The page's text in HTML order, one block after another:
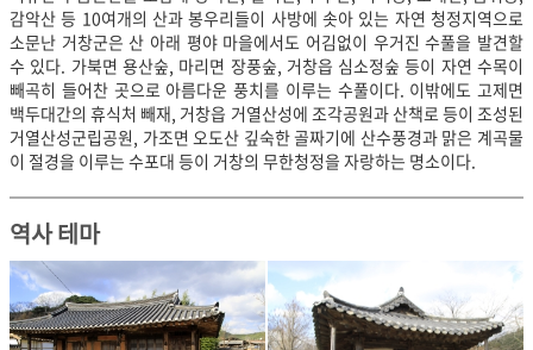
감악산 등 10여개의 산과 봉우리들이 사방에 솟아 있는 자연 청정지역으로
소문난 거창군은 산 아래 평야 마을에서도 어김없이 우거진 수풀을 발견할
수 있다. 가북면 용산숲, 마리면 장풍숲, 거창읍 심소정숲 등이 자연 수목이
빼곡히 들어찬 곳으로 아름다운 풍치를 이루는 수풀이다. 이밖에도 고제면
백두대간의 휴식처 빼재, 거창읍 거열산성에 조각공원과 산책로 등이 조성된
거열산성군립공원, 가조면 오도산 깊숙한 골짜기에 산수풍경과 맑은 계곡물
이 절경을 이루는 수포대 등이 거창의 무한청정을 자랑하는 명소이다.
역사 테마